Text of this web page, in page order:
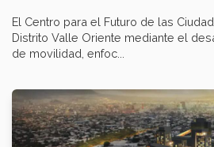
El Centro para el Futuro de las
Distrito Valle Oriente mediante el
de movilidad, enfoc...